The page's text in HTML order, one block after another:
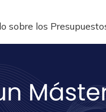
sobre los